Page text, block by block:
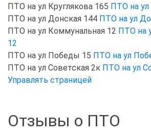
ПТО на ул Круглякова 165 ПТО на ул
ПТО на ул Донская 144 ПТО на ул
ПТО на ул Коммунальная 12 ПТО на
12
ПТО на ул Победы 15 ПТО на ул
ПТО на ул Советская 2к ПТО на ул
Управлять страницей
Отзывы о ПТО